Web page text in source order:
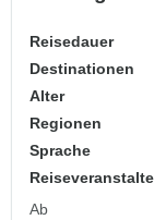
Reisedauer
Destinationen
Alter
Regionen
Sprache
Ab